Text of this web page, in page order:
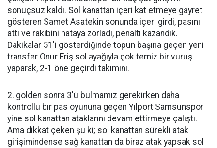
sonuçsuz kaldı. Sol kanattan içeri kat etmeye gayret
gösteren Samet Asatekin sonunda içeri girdi, pasını
attı ve rakibini hataya zorladı, penaltı kazandık.
Dakikalar 51'i gösterdiğinde topun başına geçen yeni
transfer Onur Eriş sol ayağıyla çok temiz bir vuruş
yaparak, 2-1 öne geçirdi takımını.
2. golden sonra 3'ü bulmamız gerekirken daha
kontrollü bir pas oyununa geçen Yılport Samsunspor
yine sol kanattan ataklarını devam ettirmeye çalıştı.
Ama dikkat çeken şu ki; sol kanattan sürekli atak
girişimindense sağ kanattan da biraz atak yapsak sol